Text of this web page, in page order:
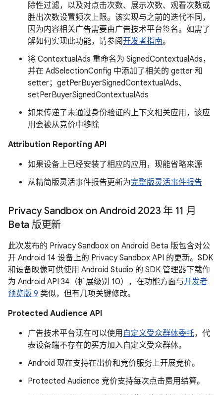
除性过滤，以及对点击次数、展示次数、观看次数或
胜出次数设置频次上限。该实现与之前的迭代不同，
因为内容相关广告需要由广告技术平台签名。如需了
解如何实现此功能，请参阅开发者指南。
将 ContextualAds 重命名为 SignedContextualAds，
并在 AdSelectionConfig 中添加了相关的 getter 和
setter；getPerBuyerSignedContextualAds、
setPerBuyerSignedContextualAds
如果传递了未通过身份验证的上下文相关应用，该应
用会被从竞价中移除
Attribution Reporting API
如果设备上已经安装了相应的应用，现能省略来源
从精简版灵活事件报告更新为完整版灵活事件报告
Privacy Sandbox on Android 2023 年 11 月
Beta 版更新
此次发布的 Privacy Sandbox on Android Beta 版包含对公
开 Android 14 设备上的 Privacy Sandbox API 的更新。SDK
和设备映像可供使用 Android Studio 的 SDK 管理器下载作
为 Android API 34（扩展级别 10），在功能方面与开发者
预览版 9 类似，但有几项关键修改。
Protected Audience API
广告技术平台现在可以使用 自定义受众群体委托，代
表设备端不存在的买方加入自定义受众群体。
Android 现在支持在出价和竞价服务上开展竞价。
Protected Audience 竞价支持每次点击费用结算。